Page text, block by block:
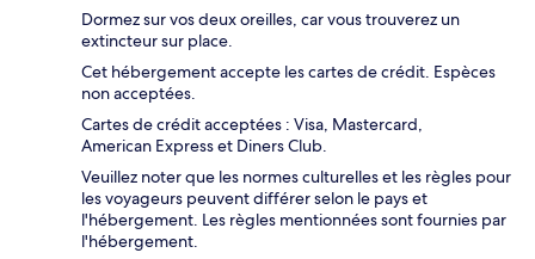
Dormez sur vos deux oreilles, car vous trouverez un
extincteur sur place.
Cet hébergement accepte les cartes de crédit. Espèces
non acceptées.
Cartes de crédit acceptées : Visa, Mastercard,
American Express et Diners Club.
Veuillez noter que les normes culturelles et les règles pour
les voyageurs peuvent différer selon le pays et
l'hébergement. Les règles mentionnées sont fournies par
l'hébergement.